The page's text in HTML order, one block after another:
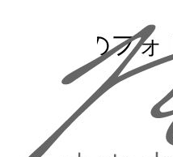
守山市のフ